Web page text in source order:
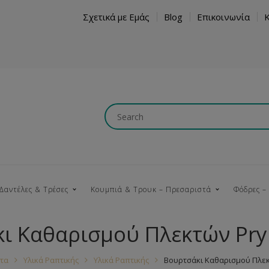
Σχετικά με Εμάς Blog Επικοινωνία
Κουμπώματα Νήματα
Δαντέλες & Τρέσες
Βαμβακερές Κρόσια
Κουμπιά & Τρουκ – Πρεσαριστά
Ξύλινα
Φόδρες
Καθαρισμού Πλεκτών
Υλικά Ραπτικής Υλικά Ραπτικής Βουρτσάκι Καθαρισμού